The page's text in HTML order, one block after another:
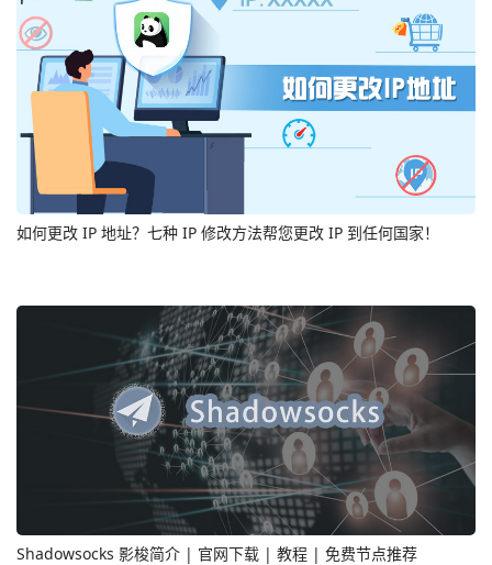
如何更改 IP 地址？七种 IP 修改方法帮您更改 IP 到任何国家！
Shadowsocks 影梭简介 | 官网下载 | 教程 | 免费节点推荐